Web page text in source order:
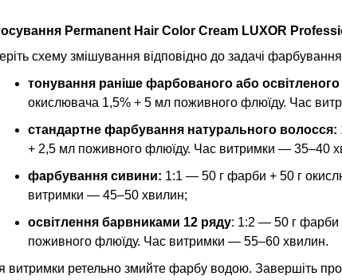
Permanent Hair Color Cream LUXOR
схему змішування відповідно до задачі
тонування раніше фарбованого або
окислювача 1,5% + 5 мл поживного флюїду. Час
стандартне фарбування натурального волосся:
+ 2,5 мл поживного флюїду. Час витримки — 35–40
фарбування сивини: 1:1 — 50 г фарби + 50 г
витримки — 45–50 хвилин;
освітлення барвниками 12 ряду: 1:2 — 50 г фарби
поживного флюїду. Час витримки — 55–60 хвилин.
витримки ретельно змийте фарбу водою. Завершіть